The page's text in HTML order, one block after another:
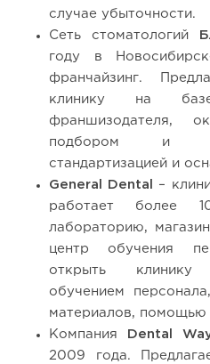
случае убыточности.
Сеть стоматологий
году в
франчайзинг.
клинику на
франшизодателя,
подбором и
стандартизацией и
General Dental
–
работает более
лабораторию,
центр обучения
открыть клинику
обучением
материалов,
Компания
Dental
2009 года.